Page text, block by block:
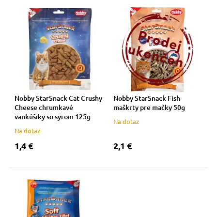
psov
pre psov
a pelechy
mačky
vitamíny
Nobby StarSnack Cat Crushy
Cheese chrumkavé
vankúšiky so syrom 125g
Na dotaz
1,4 €
Nobby StarSnack Fish
maškrty pre mačky 50g
Na dotaz
2,1 €